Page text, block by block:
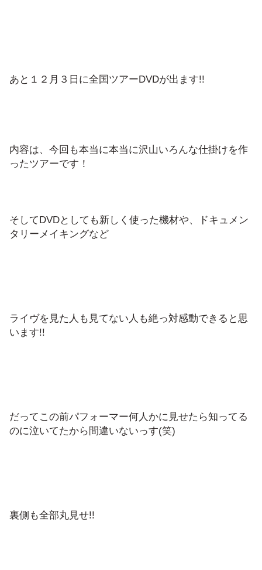
あと１２月３日に全国ツアーDVDが出ます!!
内容は、今回も本当に本当に沢山いろんな仕掛けを作
ったツアーです！
そしてDVDとしても新しく使った機材や、ドキュメン
タリーメイキングなど
ライヴを見た人も見てない人も絶っ対感動できると思
います!!
だってこの前パフォーマー何人かに見せたら知ってる
のに泣いてたから間違いないっす(笑)
裏側も全部丸見せ!!